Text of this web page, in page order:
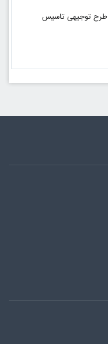
طرح توجیهی تاسیس